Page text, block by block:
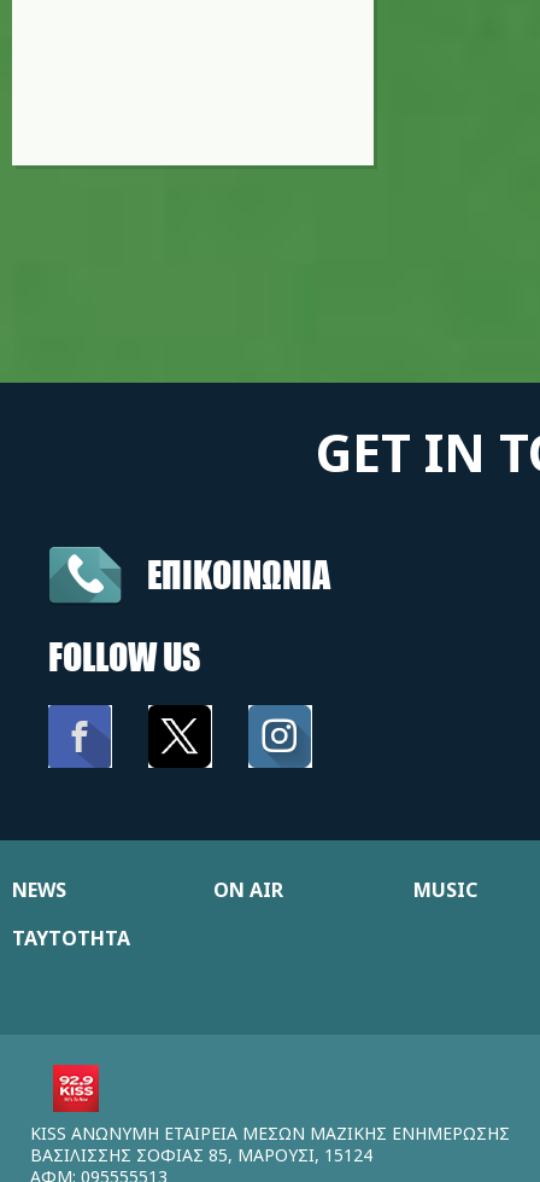
GET IN
ΕΠΙΚΟΙΝΩΝΙΑ
FOLLOW US
NEWS ON AIR
MUSIC
ΤΑΥΤΟΤΗΤΑ
KISS ΑΝΩΝΥΜΗ ΕΤΑΙΡΕΙΑ ΜΕΣΩΝ ΜΑΖΙΚΗΣ ΕΝΗΜΕΡΩΣΗΣ
ΒΑΣΙΛΙΣΣΗΣ ΣΟΦΙΑΣ 85, ΜΑΡΟΥΣΙ, 15124
ΑΦΜ: 095555513